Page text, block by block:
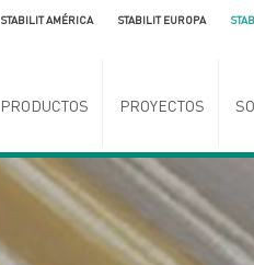
STABILIT AMÉRICA STABILIT EUROPA
PRODUCTOS PROYECTOS